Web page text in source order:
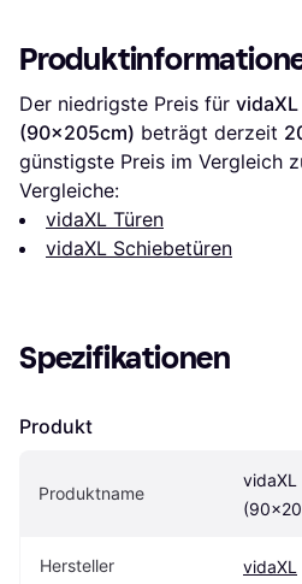
Der niedrigste Preis für
(90x205cm) beträgt derzeit
günstigste Preis im Vergleich
Vergleiche:
vidaXL Türen
vidaXL Schiebetüren
Spezifikationen
Produkt
Produktname
Hersteller vidaXL